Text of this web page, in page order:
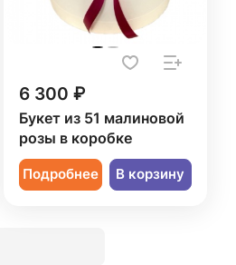
6 300 ₽
Букет из 51 малиновой
розы в коробке
Подробнее В корзину